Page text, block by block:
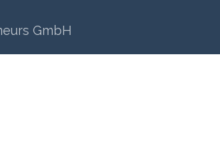
GmbH